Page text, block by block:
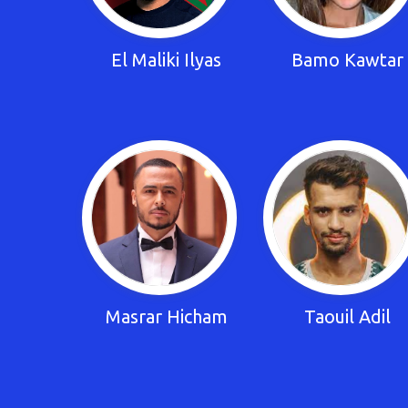
El Maliki Ilyas Bamo Kawtar
Masrar Hicham Taouil Adil